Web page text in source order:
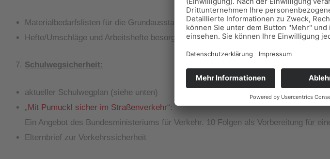
Materialbedarfslisten für die Grundausstattung ab August auf der Homepage der
Hefte/Umschläge und Arbeitshefte besorgen die Klassenlehrkräfte
Schulwegsicherheit:
aktueller Schulwegplan (siehe unten)
„Mit Pumuckl sicher im Straßenverkehr“:
Ein Angebot des Bundesministeriums für Verkehr. 10 Folgen als Vorbereitung für
Elternbrief zur Verkehrssicherheit